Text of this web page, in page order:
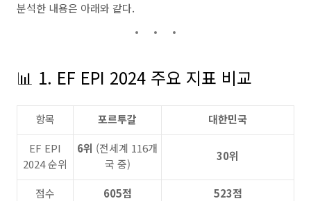
분석한 내용은 아래와 같다.
📊 1. EF EPI 2024 주요 지표 비교
항목 포르투갈
대한민국
EF EPI
2024 순위
6위 (전세계 116개
국 중)
30위
점수 605점 523점